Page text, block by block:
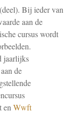
Bij ieder van
aan de
cursus wordt
jaarlijks
de
en Wwft